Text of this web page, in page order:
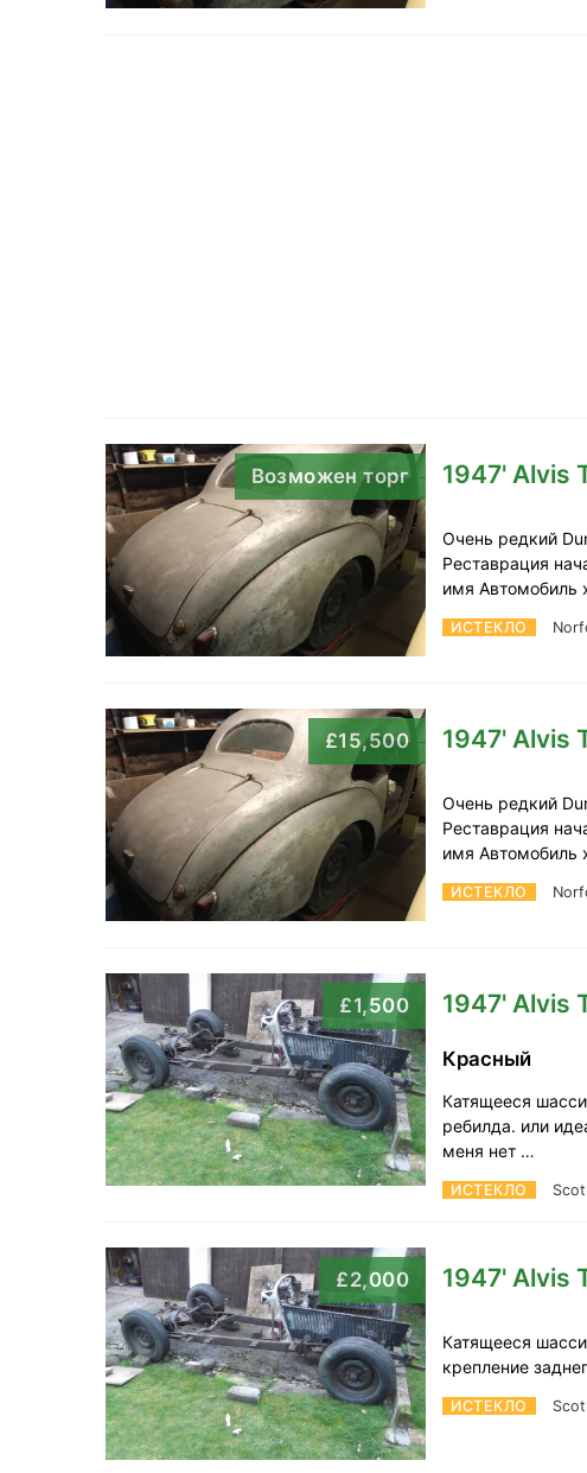
Возможен торг 1947' Alvis
ИСТЕКЛО
Очень редкий
Реставрация
имя Автомобиль
£15,500 1947' Alvis
ИСТЕКЛО
Очень редкий
Реставрация
имя Автомобиль
£1,500 1947' Alvis
ИСТЕКЛО
Красный
Катящееся
ребилда. или
меня нет …
£2,000 1947' Alvis
ИСТЕКЛО
Катящееся
крепление